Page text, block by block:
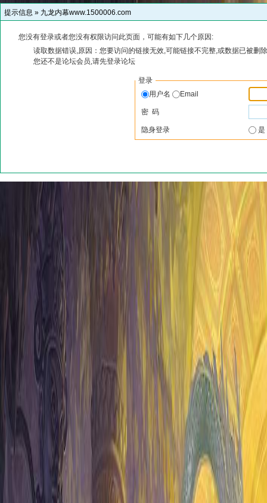
提示信息 » 九龙内幕www.1500006.com
您没有登录或者您没有权限访问此页面，可能有如下几个原因:
读取数据错误,原因：您要访问的链接无效,可能链接不完整,或数据已被删
您还不是论坛会员,请先登录论坛
登录
用户名
Email
密 码
隐身登录